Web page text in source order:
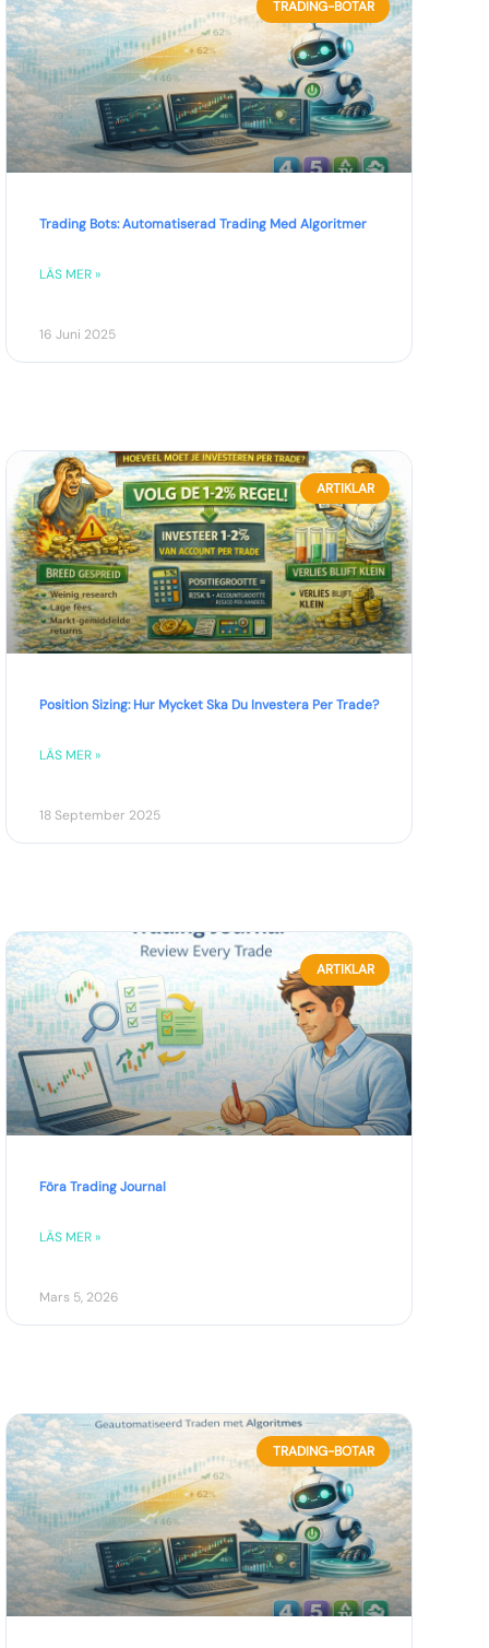
TRADING-BOTAR
Trading Bots: Automatiserad Trading Med Algoritmer
LÄS MER »
16 Juni 2025
ARTIKLAR
Position Sizing: Hur Mycket Ska Du Investera Per Trade?
LÄS MER »
18 September 2025
ARTIKLAR
Föra Trading Journal
LÄS MER »
Mars 5, 2026
TRADING-BOTAR